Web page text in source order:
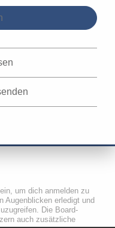
um dich anmelden zu
Augenblicken erledigt und
Die Board-
auch zusätzliche